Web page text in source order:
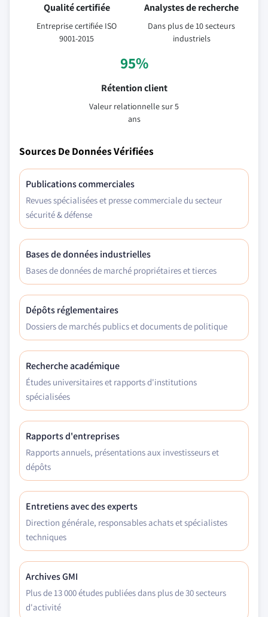
Qualité certifiée
Entreprise certifiée ISO
9001-2015
Analystes de recherche
Dans plus de 10 secteurs
industriels
95%
Rétention client
Valeur relationnelle sur 5
ans
Sources De Données Vérifiées
Publications commerciales
Revues spécialisées et presse commerciale du secteur
sécurité & défense
Bases de données industrielles
Bases de données de marché propriétaires et tierces
Dépôts réglementaires
Dossiers de marchés publics et documents de politique
Recherche académique
Études universitaires et rapports d'institutions
spécialisées
Rapports d'entreprises
Rapports annuels, présentations aux investisseurs et
dépôts
Entretiens avec des experts
Direction générale, responsables achats et spécialistes
techniques
Archives GMI
Plus de 13 000 études publiées dans plus de 30 secteurs
d'activité